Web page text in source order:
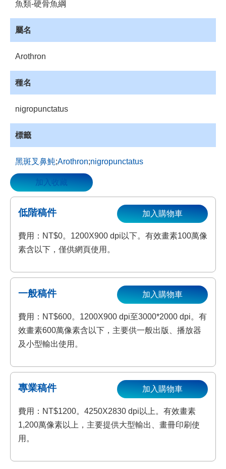
理
藏
登
魚類-硬骨魚綱
屬名
Arothron
種名
nigropunctatus
標籤
黑斑叉鼻魨;Arothron;nigropunctatus
加入收藏
低階稿件
費用：NT$0。1200X900 dpi以下。有效畫素100萬像
素含以下，僅供網頁使用。
加入購物車
一般稿件
費用：NT$600。1200X900 dpi至3000*2000 dpi。有
效畫素600萬像素含以下，主要供一般出版、播放器
及小型輸出使用。
加入購物車
專業稿件
費用：NT$1200。4250X2830 dpi以上。有效畫素
1,200萬像素以上，主要提供大型輸出、畫冊印刷使
用。
加入購物車